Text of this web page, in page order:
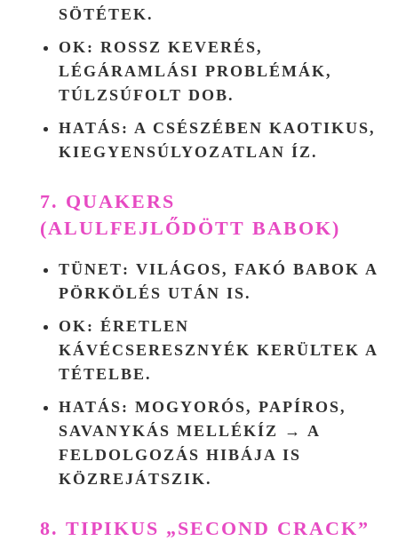
SÖTÉTEK.
OK : ROSSZ KEVERÉS,
LÉGÁRAMLÁSI PROBLÉMÁK,
TÚLZSÚFOLT DOB.
HATÁS: A CSÉSZÉBEN KAOTIKUS,
KIEGYENSÚLYOZATLAN ÍZ.
7. QUAKERS
(ALULFEJLŐDÖTT BABOK)
TÜNET: VILÁGOS, FAKÓ BABOK A
PÖRKÖLÉS UTÁN IS.
OK : ÉRETLEN
KÁVÉCSERESZNYÉK KERÜLTEK A
TÉTELBE.
HATÁS: MOGYORÓS, PAPÍROS,
SAVANYKÁS MELLÉKÍZ → A
FELDOLGOZÁS HIBÁJA IS
KÖZREJÁTSZIK.
8. TIPIKUS „SECOND CRACK”